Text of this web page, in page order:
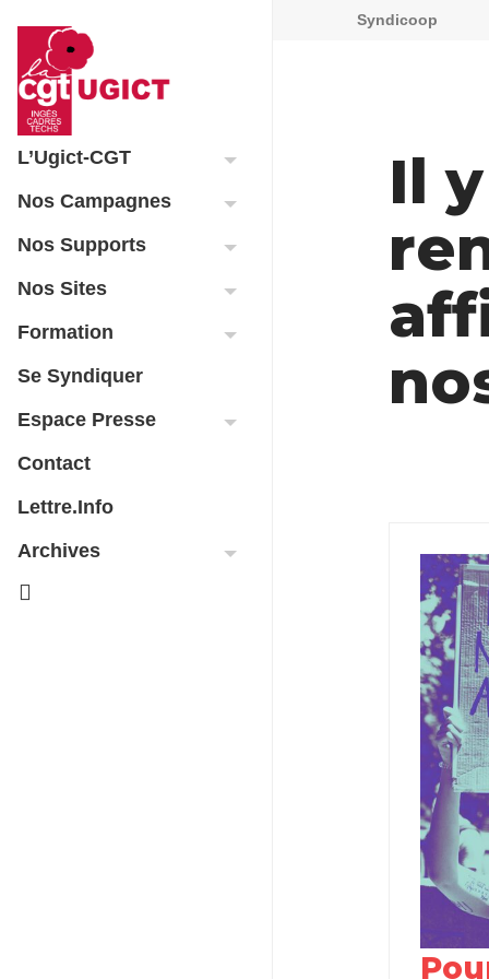
L’Ugict-CGT
Nos Campagnes
Nos Supports
Nos Sites
Formation
Se Syndiquer
Espace Presse
Contact
Lettre.info
Archives
Syndicoop
Il